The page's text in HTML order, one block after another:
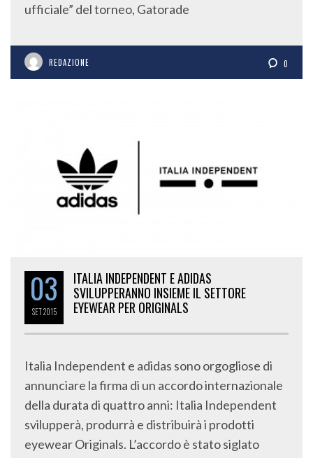
ufficiale” del torneo, Gatorade
REDAZIONE 0
03
SET2015
ITALIA INDEPENDENT E ADIDAS
SVILUPPERANNO INSIEME IL SETTORE
EYEWEAR PER ORIGINALS
Italia Independent e adidas sono orgogliose di
annunciare la firma di un accordo internazionale
della durata di quattro anni: Italia Independent
svilupperà, produrrà e distribuirà i prodotti
eyewear Originals. L’accordo è stato siglato